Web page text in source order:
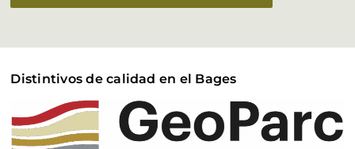
Distintivos de calidad en el Bages